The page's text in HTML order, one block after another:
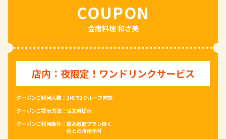
COUPON
会席料理 和さ美
店内：夜限定！ワンドリンクサービス
クーポンご利用人数： 1枚で1グループ有効
クーポンご提示方法： 注文時提示
クーポンご利用条件： 飲み放題プラン除く
他との併用不可